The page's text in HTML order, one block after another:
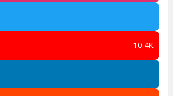
10.4K